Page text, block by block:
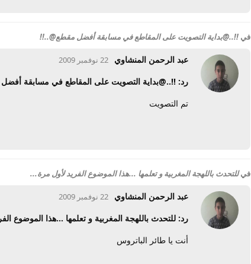
في !!..@بداية التصويت على المقاطع في مسابقة أفضل مقطع@..!!
عبد الرحمن المنشاوي 22 نوفمبر 2009
رد: !!..@بداية التصويت على المقاطع في مسابقة
تم التصويت
فيللتحدث باللهجة المغربية و تعلمها ...هذا الموضوع الفريد لأول مرة...
عبد الرحمن المنشاوي 22 نوفمبر 2009
رد: للتحدث باللهجة المغربية و تعلمها ...هذا الموضوع
أنت يا طائر الباتروس